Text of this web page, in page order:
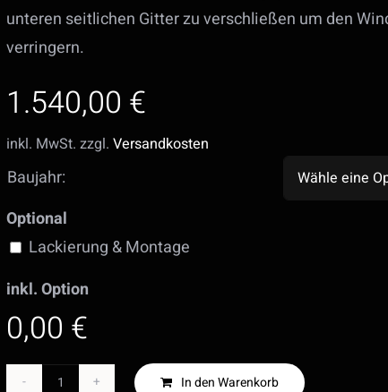
unteren seitlichen Gitter zu verschließen um den
verringern.
1.540,00 €
inkl. MwSt. zzgl. Versandkosten
Baujahr:
Optional
Lackierung & Montage
inkl. Option
0,00 €
In den Warenkorb